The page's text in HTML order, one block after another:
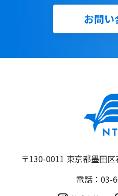
お問い
〒130-0011 東京都墨田
電話：03-